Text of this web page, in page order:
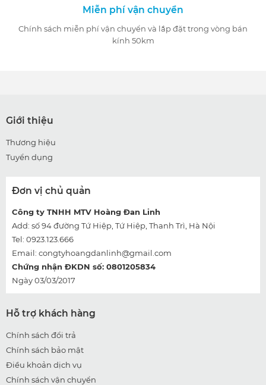
Miễn phí vận chuyển
Chính sách miễn phí vận chuyển và lắp đặt trong vòng bán
kính 50km
Giới thiệu
Thương hiệu
Tuyển dụng
Đơn vị chủ quản
Công ty TNHH MTV Hoàng Đan Linh
Add: số 94 đường Tứ Hiệp, Tứ Hiệp, Thanh Trì, Hà Nội
Tel: 0923.123.666
Email: congtyhoangdanlinh@gmail.com
Chứng nhận ĐKDN số: 0801205834
Ngày 03/03/2017
Hỗ trợ khách hàng
Chính sách đổi trả
Chính sách bảo mật
Điều khoản dịch vụ
Chính sách vận chuyển